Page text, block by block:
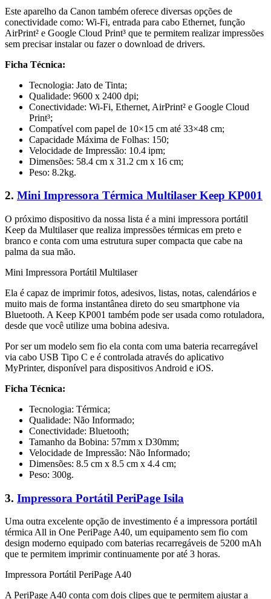
Este aparelho da Canon também oferece diversas opções de
conectividade como: Wi-Fi, entrada para cabo Ethernet, função
AirPrint² e Google Cloud Print³ que te permitem realizar impressões
sem precisar instalar ou fazer o download de drivers.
Ficha Técnica:
Tecnologia: Jato de Tinta;
Qualidade: 9600 x 2400 dpi;
Conectividade: Wi-Fi, Ethernet, AirPrint² e Google Cloud
Print³;
Compatível com papel de 10×15 cm até 33×48 cm;
Capacidade Máxima de Folhas: 150;
Velocidade de Impressão: 10.4 ipm;
Dimensões: 58.4 cm x 31.2 cm x 16 cm;
Peso: 8.2kg.
2. Mini Impressora Térmica Multilaser Keep KP001
O próximo dispositivo da nossa lista é a mini impressora portátil
Keep da Multilaser que realiza impressões térmicas em preto e
branco e conta com uma estrutura super compacta que cabe na
palma da sua mão.
Mini Impressora Portátil Multilaser
Ela é capaz de imprimir fotos, adesivos, listas, notas, calendários e
muito mais de forma instantânea direto do seu smartphone via
Bluetooth. A Keep KP001 também pode ser usada como rotuladora,
desde que você utilize uma bobina adesiva.
Por ser um modelo sem fio ela conta com uma bateria recarregável
via cabo USB Tipo C e é controlada através do aplicativo
MyPrinter, disponível para dispositivos Android e iOS.
Ficha Técnica:
Tecnologia: Térmica;
Qualidade: Não Informado;
Conectividade: Bluetooth;
Tamanho da Bobina: 57mm x D30mm;
Velocidade de Impressão: Não Informado;
Dimensões: 8.5 cm x 8.5 cm x 4.4 cm;
Peso: 300g.
3. Impressora Portátil PeriPage Isila
Uma outra excelente opção de investimento é a impressora portátil
térmica All in One PeriPage A40, um equipamento sem fio com
design moderno equipado com baterias recarregáveis de 5200 mAh
que te permitem imprimir continuamente por até 3 horas.
Impressora Portátil PeriPage A40
A PeriPage A40 conta com dois clipes que te permitem ajustar a